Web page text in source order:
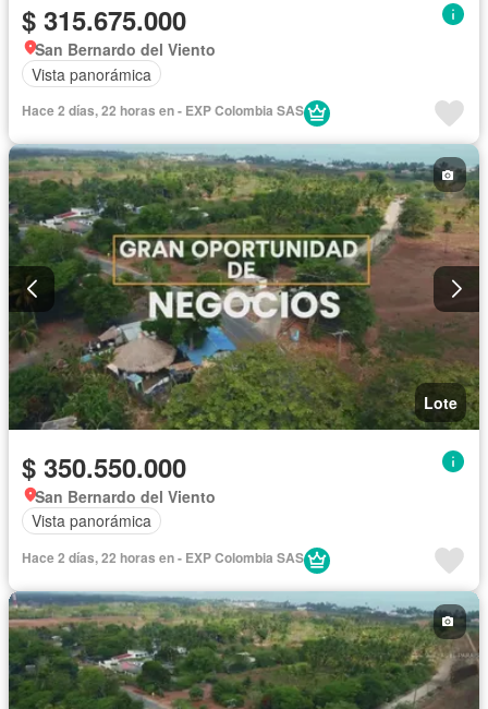
$ 315.675.000
San Bernardo del Viento
Vista panorámica
Hace 2 días, 22 horas en - EXP Colombia SAS
Lote
$ 350.550.000
San Bernardo del Viento
Vista panorámica
Hace 2 días, 22 horas en - EXP Colombia SAS